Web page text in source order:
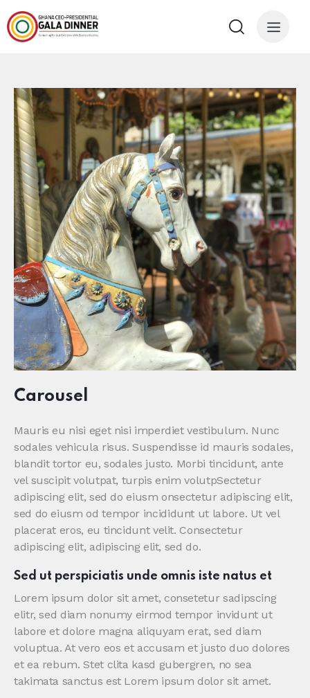
Carousel
Mauris eu nisi eget nisi imperdiet vestibulum. Nunc
sodales vehicula risus. Suspendisse id mauris sodales,
blandit tortor eu, sodales justo. Morbi tincidunt, ante
vel suscipit volutpat, turpis enim volutpSectetur
adipiscing elit, sed do eiusm onsectetur adipiscing elit,
sed do eiusm od tempor incididunt ut labore. Ut vel
placerat eros, eu tincidunt velit. Consectetur
adipiscing elit, adipiscing elit, sed do.
Sed ut perspiciatis unde omnis iste natus et
Lorem ipsum dolor sit amet, consetetur sadipscing
elitr, sed diam nonumy eirmod tempor invidunt ut
labore et dolore magna aliquyam erat, sed diam
voluptua. At vero eos et accusam et justo duo dolores
et ea rebum. Stet clita kasd gubergren, no sea
takimata sanctus est Lorem ipsum dolor sit amet.